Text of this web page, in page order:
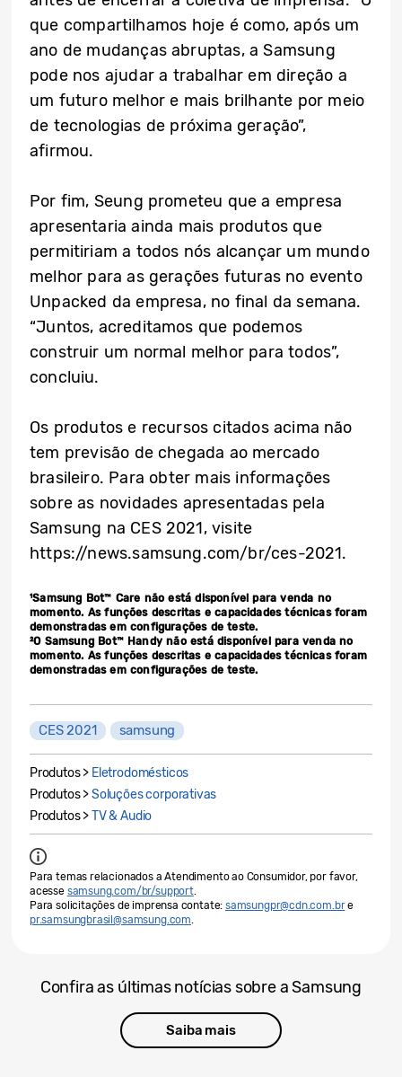
que compartilhamos hoje é como, após um
ano de mudanças abruptas, a Samsung
pode nos ajudar a trabalhar em direção a
um futuro melhor e mais brilhante por meio
de tecnologias de próxima geração”,
afirmou.
Por fim, Seung prometeu que a empresa
apresentaria ainda mais produtos que
permitiriam a todos nós alcançar um mundo
melhor para as gerações futuras no evento
Unpacked da empresa, no final da semana.
“Juntos, acreditamos que podemos
construir um normal melhor para todos”,
concluiu.
Os produtos e recursos citados acima não
tem previsão de chegada ao mercado
brasileiro. Para obter mais informações
sobre as novidades apresentadas pela
Samsung na CES 2021, visite
https://news.samsung.com/br/ces-2021.
¹Samsung Bot™ Care não está disponível para venda no
momento. As funções descritas e capacidades técnicas foram
demonstradas em configurações de teste.
²O Samsung Bot™ Handy não está disponível para venda no
momento. As funções descritas e capacidades técnicas foram
demonstradas em configurações de teste.
CES 2021 samsung
Produtos > Eletrodomésticos
Produtos >Soluções corporativas
Produtos >TV & Audio
Para temas relacionados a Atendimento ao Consumidor, por favor,
acesse samsung.com/br/support.
Para solicitações de imprensa contate: samsungpr@cdn.com.bre
pr.samsungbrasil@samsung.com.
Confira as últimas notícias sobre a Samsung
Saiba mais